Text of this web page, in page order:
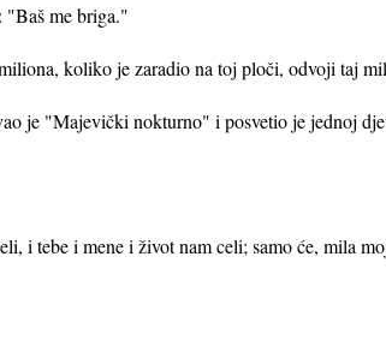
"Baš me briga."
koliko je zaradio na toj ploči, odvoji taj
je "Majevički nokturno" i posvetio je jednoj
i tebe i mene i život nam celi; samo će, mila